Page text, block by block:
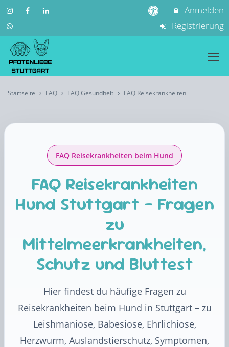
Anmelden
Registrierung
Startseite FAQ FAQ Gesundheit FAQ Reisekrankheiten
FAQ Reisekrankheiten beim Hund
FAQ Reisekrankheiten
Hund Stuttgart – Fragen
zu
Mittelmeerkrankheiten,
Schutz und Bluttest
Hier findest du häufige Fragen zu
Reisekrankheiten beim Hund in Stuttgart – zu
Leishmaniose, Babesiose, Ehrlichiose,
Herzwurm, Auslandstierschutz, Symptomen,